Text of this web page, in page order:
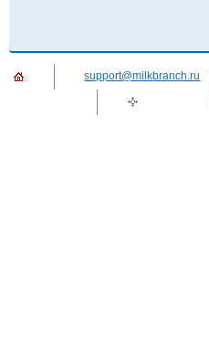
support@milkbranch.ru